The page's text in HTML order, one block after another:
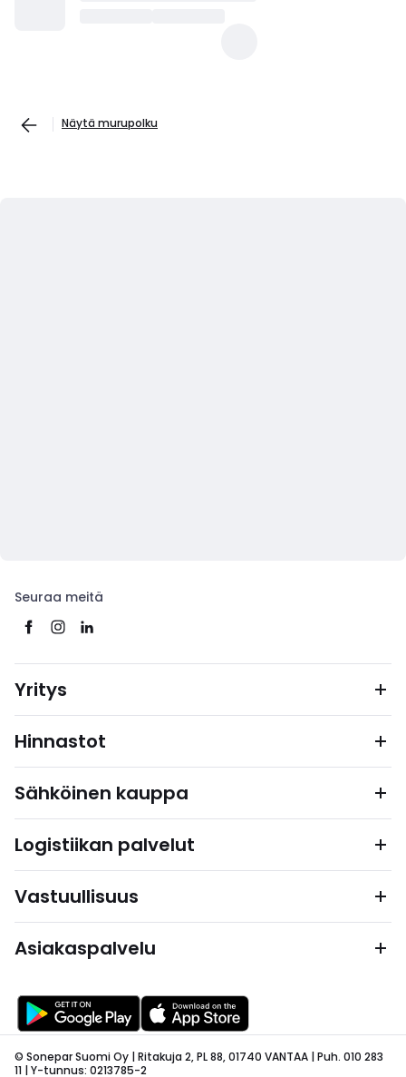
Näytä murupolku
Seuraa meitä
Yritys
Hinnastot
Sähköinen kauppa
Logistiikan palvelut
Vastuullisuus
Asiakaspalvelu
© Sonepar Suomi Oy | Ritakuja 2, PL 88, 01740 VANTAA | Puh. 010 283
11 | Y-tunnus: 0213785-2